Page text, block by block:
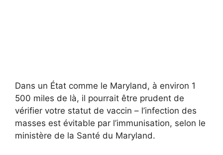
Dans un État comme le Maryland, à environ 1
500 miles de là, il pourrait être prudent de
vérifier votre statut de vaccin – l’infection des
masses est évitable par l’immunisation, selon le
ministère de la Santé du Maryland.